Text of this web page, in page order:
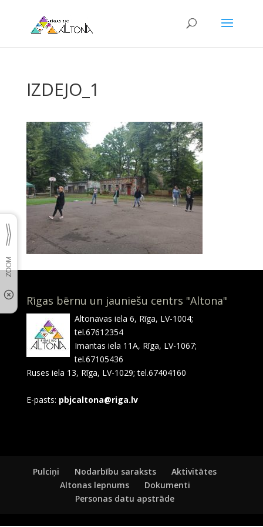
IZDEJO_1
Rīgas bērnu un jauniešu centrs "Altona"
Altonavas iela 6, Rīga, LV-1004;
tel.67612354
Imantas iela 11A, Rīga, LV-1067;
tel.67105436
Ruses iela 13, Rīga, LV-1029; tel.67404160
E-pasts: pbjcaltona@riga.lv
Pulciņi Nodarbību saraksts
Aktivitātes
Altonas lepnums
Dokumenti
Personas datu apstrāde